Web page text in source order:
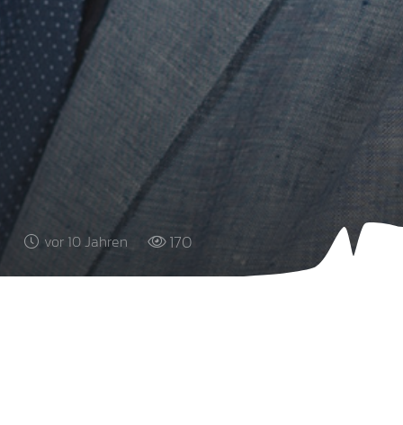
vor 10 Jahren 170